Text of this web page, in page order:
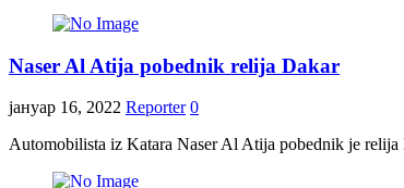
Naser Al Atija pobednik relija Dakar
јануар 16, 2022 Reporter 0
Automobilista iz Katara Naser Al Atija pobednik je